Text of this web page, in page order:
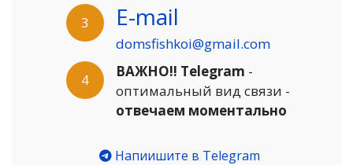
3
E-mail
domsfishkoi@gmail.com
4
ВАЖНО!! Telegram -
оптимальный вид связи -
отвечаем моментально
Напиишите в Telegram